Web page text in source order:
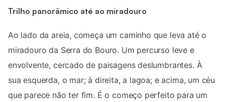
Trilho panorâmico até ao miradouro
Ao lado da areia, começa um caminho que leva até o
miradouro da Serra do Bouro. Um percurso leve e
envolvente, cercado de paisagens deslumbrantes. À
sua esquerda, o mar; à direita, a lagoa; e acima, um céu
que parece não ter fim. É o começo perfeito para um